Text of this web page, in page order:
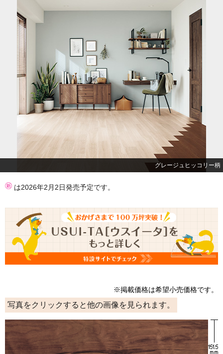
グレージュヒッコリー柄
は2026年2月2日発売予定です。
※掲載価格は希望小売価格です。
写真をクリックすると他の画像を見られます。